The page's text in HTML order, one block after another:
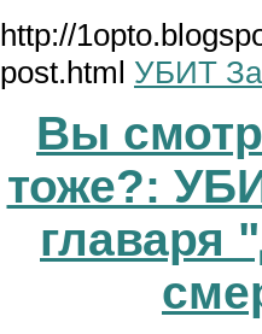
http://
post.html УБИТ
Вы
тоже?:
главаря